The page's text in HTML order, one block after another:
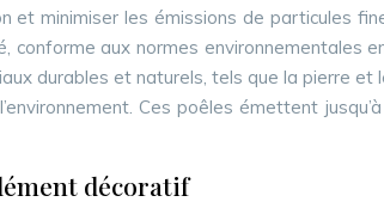
et minimiser les émissions de particules
conforme aux normes environnementales
durables et naturels, tels que la pierre
Ces poêles émettent
décoratif